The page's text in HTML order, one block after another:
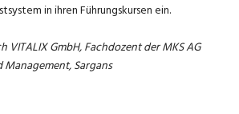
in ihren Führungskursen ein.
VITALIX GmbH, Fachdozent der MKS AG
Sargans